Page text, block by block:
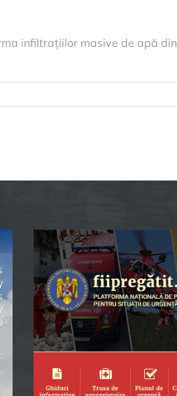
infiltrațiilor masive de apă din